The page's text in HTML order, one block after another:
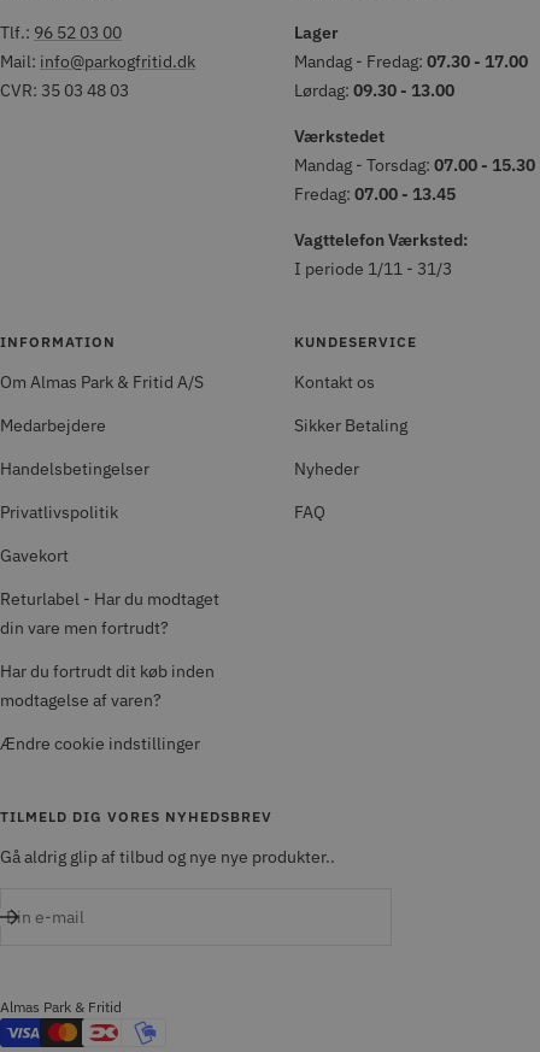
Tlf.: 96 52 03 00
Mail: info@parkogfritid.dk
CVR: 35 03 48 03
Lager
Mandag - Fredag: 07.30 - 17.00
Lørdag: 09.30 - 13.00
Værkstedet
Mandag - Torsdag: 07.00 - 15.30
Fredag: 07.00 - 13.45
Vagttelefon Værksted:
I periode 1/11 - 31/3
INFORMATION
Om Almas Park & Fritid A/S
Medarbejdere
Handelsbetingelser
Privatlivspolitik
Gavekort
Returlabel - Har du modtaget
din vare men fortrudt?
Har du fortrudt dit køb inden
modtagelse af varen?
Ændre cookie indstillinger
KUNDESERVICE
Kontakt os
Sikker Betaling
Nyheder
FAQ
TILMELD DIG VORES NYHEDSBREV
Gå aldrig glip af tilbud og nye nye produkter..
Din e-mail
Almas Park & Fritid